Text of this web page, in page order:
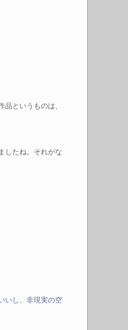
というものは、
したね。それがな
いし、非現実の空